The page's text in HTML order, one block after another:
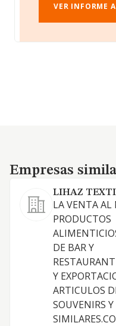
VER INFORME
Empresas similares
Empresas
LIHAZ
LA VENTA AL
PRODUCTOS
DE BAR Y
Y
ARTICULOS
SOUVENIRS Y